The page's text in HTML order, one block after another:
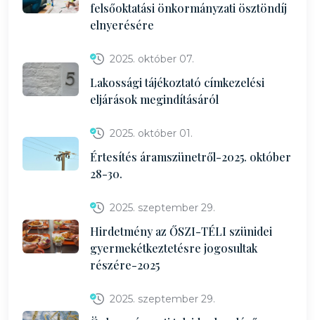
felsőoktatási önkormányzati ösztöndíj
elnyerésére
2025. október 07.
Lakossági tájékoztató címkezelési
eljárások megindításáról
2025. október 01.
Értesítés áramszünetről-2025. október
28-30.
2025. szeptember 29.
Hirdetmény az ŐSZI-TÉLI szünidei
gyermekétkeztetésre jogosultak
részére-2025
2025. szeptember 29.